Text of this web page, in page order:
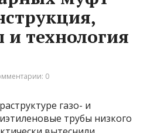
и технология
0
газо- и
трубы низкого